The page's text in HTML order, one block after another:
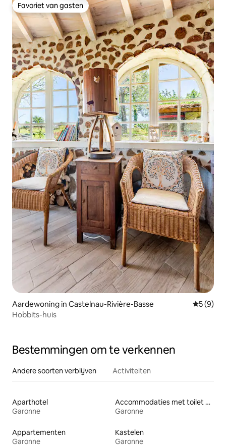
Favoriet van gasten
Favoriet van gasten
Aardewoning in Castelnau-Rivière-Basse
5 (9)
Hobbits-huis
Bestemmingen om te verkennen
Andere soorten verblijven Activiteiten
Aparthotel
Garonne
Accommodaties met toilet op toegankelijke hoogte
Garonne
Appartementen
Garonne
Kastelen
Garonne